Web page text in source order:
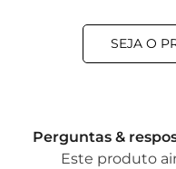
SEJA O
Perguntas &
Este produto